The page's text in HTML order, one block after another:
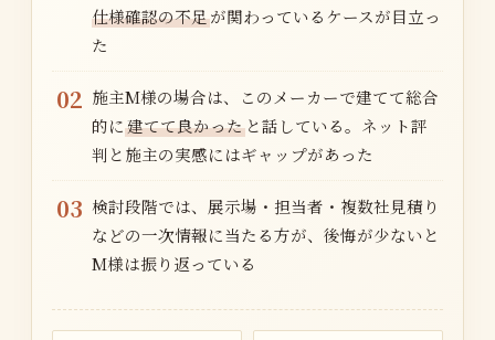
仕様確認の不足が関わっているケースが目立っ
た
02 施主M様の場合は、このメーカーで建てて総合
的に建てて良かった と話している。ネット評
判と施主の実感にはギャップがあった
03 検討段階では、展示場・担当者・複数社見積り
などの一次情報に当たる方が、後悔が少ないと
M様は振り返っている